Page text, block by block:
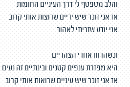
והלב מטפטף לי דרך העיניים החומות
אז אני זוכר שיש ידיים שרוצות אותי קרוב
אני יודע שזכיתי לאהוב
וכשהרוח אחרי הצהריים
היא מפזרת ענפים קטנים ובינתיים זה נעים
אז אני זוכר שיש עיניים שרואות אותי קרוב